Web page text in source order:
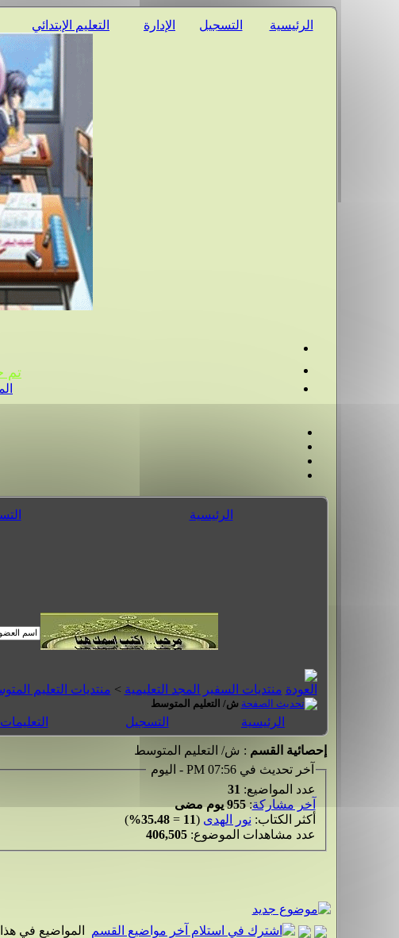
الرئيسية التسجيل الإدارة التعليم الإبتدائي
تم
الرئيسية
منتديات السفير المجد التعليمية > منتديات التعليم
ش/ التعليم المتوسط
الرئيسية التسجيل التعليمات
إحصائية القسم : ش/ التعليم المتوسط
آخر تحديث في 07:56 PM - اليوم
عدد المواضيع: 31
آخر مشاركة:955 يوم مضى
أكثر الكتاب: نور الهدى (
11
=
35.48%
)
عدد مشاهدات الموضوع:406,505
المواضيع في